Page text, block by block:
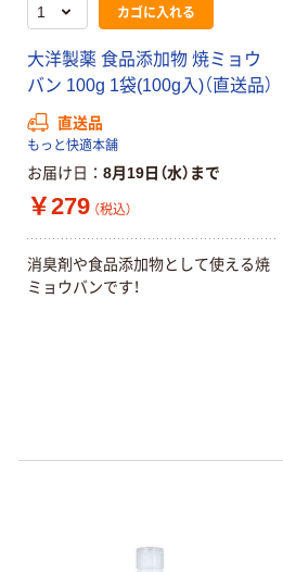
カゴに入れる
大洋製薬 食品添加物 焼ミョウ
バン 100g 1袋(100g入)（直送品）
直送品
もっと快適本舗
お届け日 8月19日（水）まで
￥279 （税込）
消臭剤や食品添加物として使える焼
ミョウバンです！